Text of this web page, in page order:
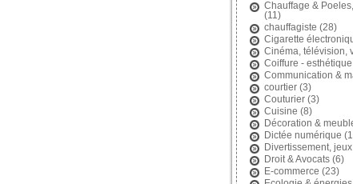
Chauffage &
(11)
chauffagiste (28)
Cigarette
Cinéma, télévision,
Coiffure - esthétique
Communication &
courtier(3)
Couturier(3)
Cuisine (8)
Décoration &
Dictée numérique
Divertissement,
Droit & Avocats(6)
E-commerce (23)